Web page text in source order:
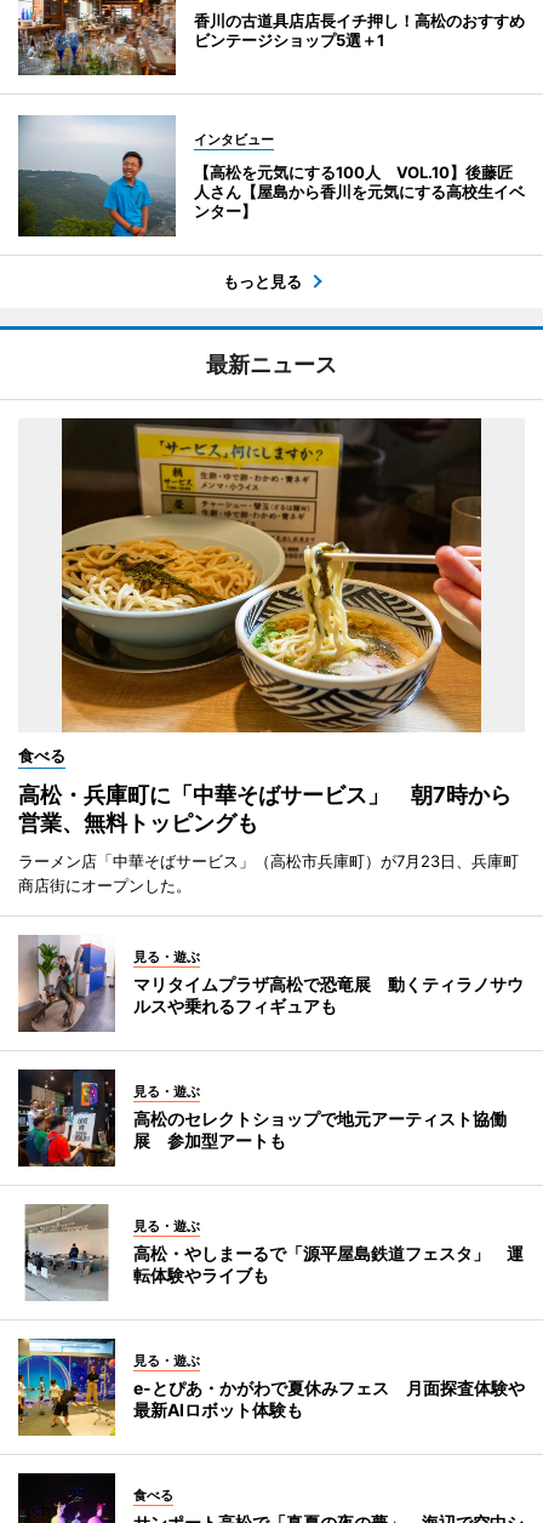
香川の古道具店店長イチ押し！高松のおすすめ
ビンテージショップ5選＋1
インタビュー
【高松を元気にする100人 VOL.10】後藤匠
人さん【屋島から香川を元気にする高校生イベ
ンター】
もっと見る
最新ニュース
食べる
高松・兵庫町に「中華そばサービス」 朝7時から
営業、無料トッピングも
ラーメン店「中華そばサービス」（高松市兵庫町）が7月23日、兵庫町
商店街にオープンした。
見る・遊ぶ
マリタイムプラザ高松で恐竜展 動くティラノサウ
ルスや乗れるフィギュアも
見る・遊ぶ
高松のセレクトショップで地元アーティスト協働
展 参加型アートも
見る・遊ぶ
高松・やしまーるで「源平屋島鉄道フェスタ」 運
転体験やライブも
見る・遊ぶ
e-とぴあ・かがわで夏休みフェス 月面探査体験や
最新AIロボット体験も
食べる